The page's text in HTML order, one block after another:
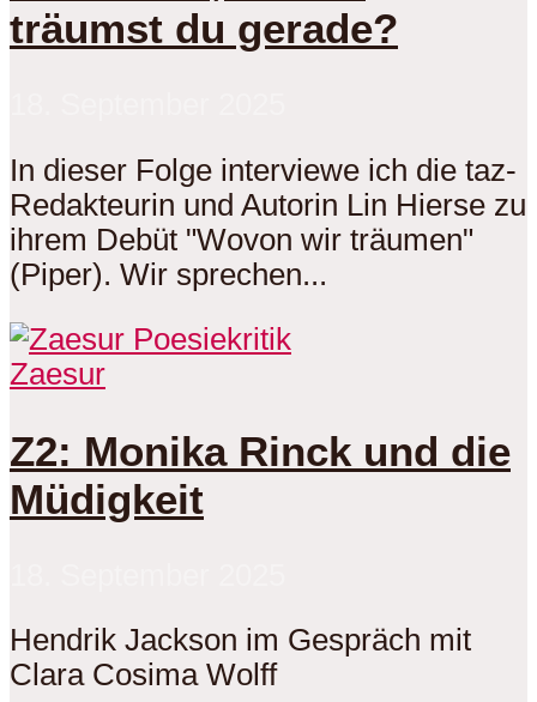
träumst du gerade?
In dieser Folge interviewe ich die taz-
Redakteurin und Autorin Lin Hierse zu
ihrem Debüt "Wovon wir träumen"
(Piper). Wir sprechen...
Zaesur
Z2: Monika Rinck und die
Müdigkeit
Hendrik Jackson im Gespräch mit
Clara Cosima Wolff